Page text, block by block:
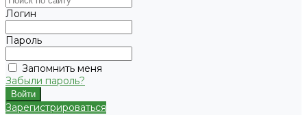
Логин
Пароль
Запомнить меня
Забыли пароль?
Зарегистрироваться